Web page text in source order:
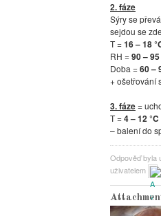
2. fáze
Sýry se
sejdou se
T =16 – 18
RH =90 –
Doba =60 –
+ ošetřování
3. fáze=
T =4 – 12 °C
– balení do
Odpověď byla
uživatelem